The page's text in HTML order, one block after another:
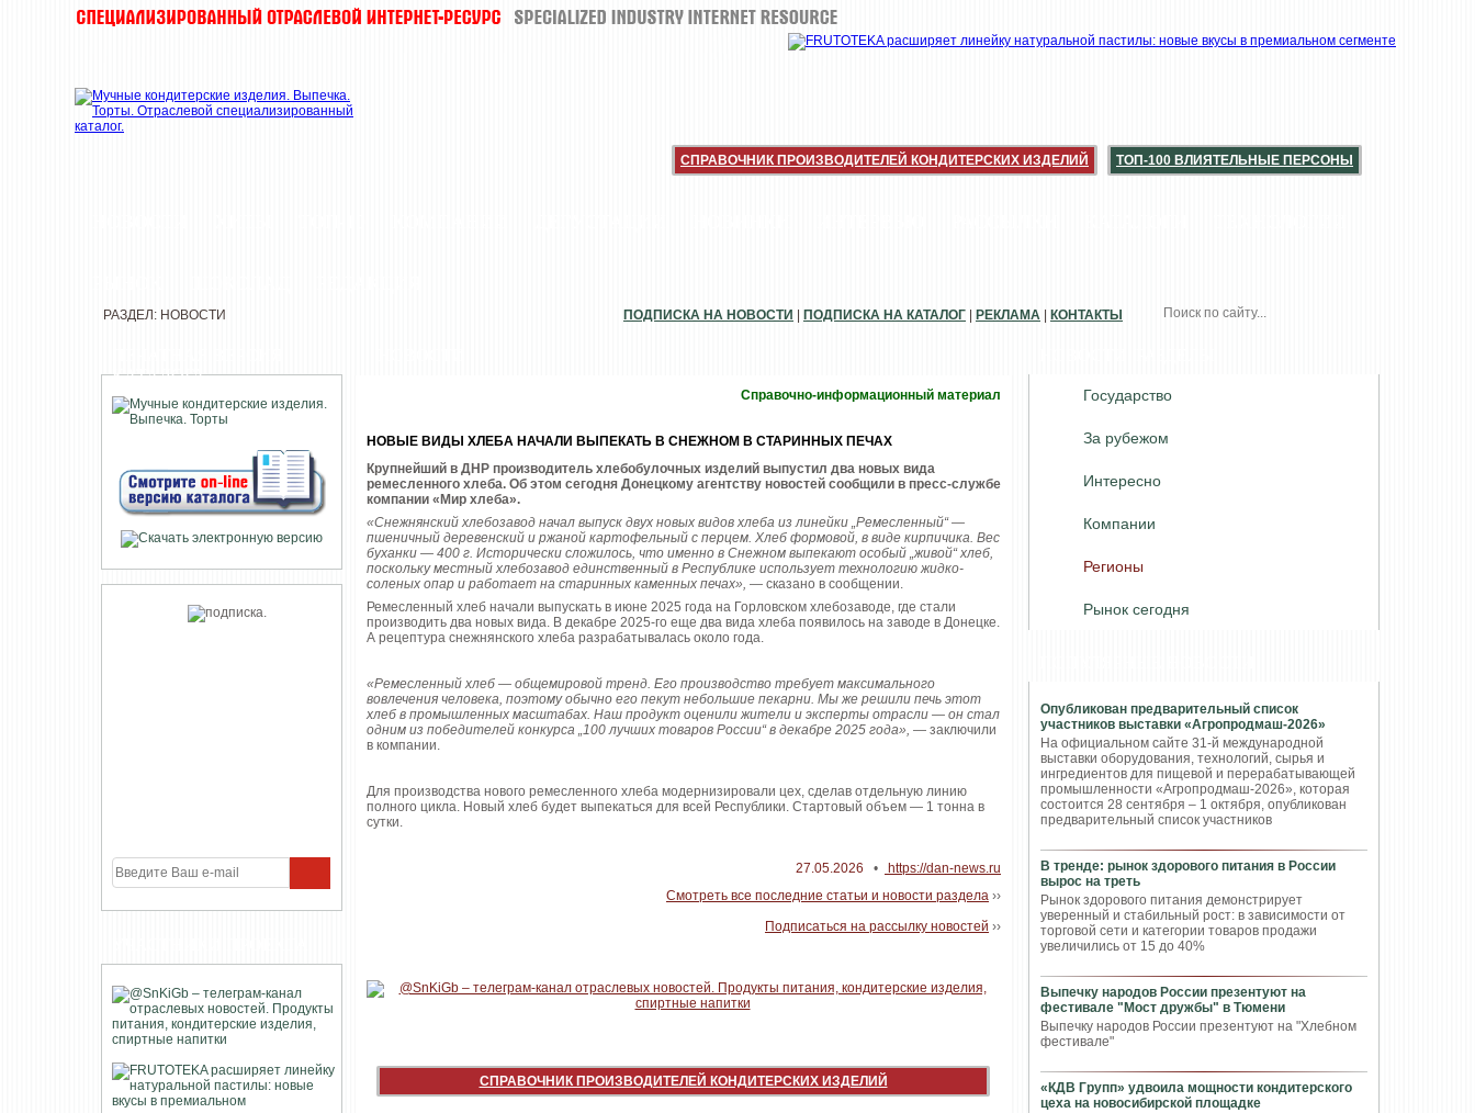
СПРАВОЧНИК ПРОИЗВОДИТЕЛЕЙ КОНДИТЕРСКИХ ИЗДЕЛИЙ ТОП-100 ВЛИЯТЕЛЬНЫЕ ПЕРСОНЫ
КАТАЛОГА
Государство
За рубежом
Интересно
Компании
Регионы
Рынок сегодня
Опубликован предварительный список
участников выставки «Агропродмаш-2026»
На официальном сайте 31-й международной
выставки оборудования, технологий, сырья и
ингредиентов для пищевой и перерабатывающей
промышленности «Агропродмаш-2026», которая
состоится 28 сентября – 1 октября, опубликован
предварительный список участников
В тренде: рынок здорового питания в России
вырос на треть
Рынок здорового питания демонстрирует
уверенный и стабильный рост: в зависимости от
торговой сети и категории товаров продажи
увеличились от 15 до 40%
Выпечку народов России презентуют на
фестивале "Мост дружбы" в Тюмени
Выпечку народов России презентуют на "Хлебном
фестивале"
«КДВ Групп» удвоила мощности кондитерского
цеха на новосибирской площадке
РАЗДЕЛ: НОВОСТИ ПОДПИСКА НА НОВОСТИ ПОДПИСКА НА КАТАЛОГ РЕКЛАМА КОНТАКТЫ
Справочно-информационный материал
НОВЫЕ ВИДЫ ХЛЕБА НАЧАЛИ ВЫПЕКАТЬ В СНЕЖНОМ В СТАРИННЫХ ПЕЧАХ
Крупнейший в ДНР производитель хлебобулочных изделий выпустил два новых вида
ремесленного хлеба. Об этом сегодня Донецкому агентству новостей сообщили в пресс-службе
компании «Мир хлеба».
«Снежнянский хлебозавод начал выпуск двух новых видов хлеба из линейки „Ремесленный“ —
пшеничный деревенский и ржаной картофельный с перцем. Хлеб формовой, в виде кирпичика. Вес
буханки — 400 г. Исторически сложилось, что именно в Снежном выпекают особый „живой“ хлеб,
поскольку местный хлебозавод единственный в Республике использует технологию жидко-
соленых опар и работает на старинных каменных печах», — сказано в сообщении.
Ремесленный хлеб начали выпускать в июне 2025 года на Горловском хлебозаводе, где стали
производить два новых вида. В декабре 2025-го еще два вида хлеба появилось на заводе в Донецке.
А рецептура снежнянского хлеба разрабатывалась около года.
«Ремесленный хлеб — общемировой тренд. Его производство требует максимального
вовлечения человека, поэтому обычно его пекут небольшие пекарни. Мы же решили печь этот
хлеб в промышленных масштабах. Наш продукт оценили жители и эксперты отрасли — он стал
одним из победителей конкурса „100 лучших товаров России“ в декабре 2025 года», — заключили
в компании.
Для производства нового ремесленного хлеба модернизировали цех, сделав отдельную линию
полного цикла. Новый хлеб будет выпекаться для всей Республики. Стартовый объем — 1 тонна в
сутки.
27.05.2026 •
https://dan-news.ru
Смотреть все последние статьи и новости раздела ››
Подписаться на рассылку новостей ››
СПРАВОЧНИК ПРОИЗВОДИТЕЛЕЙ КОНДИТЕРСКИХ ИЗДЕЛИЙ